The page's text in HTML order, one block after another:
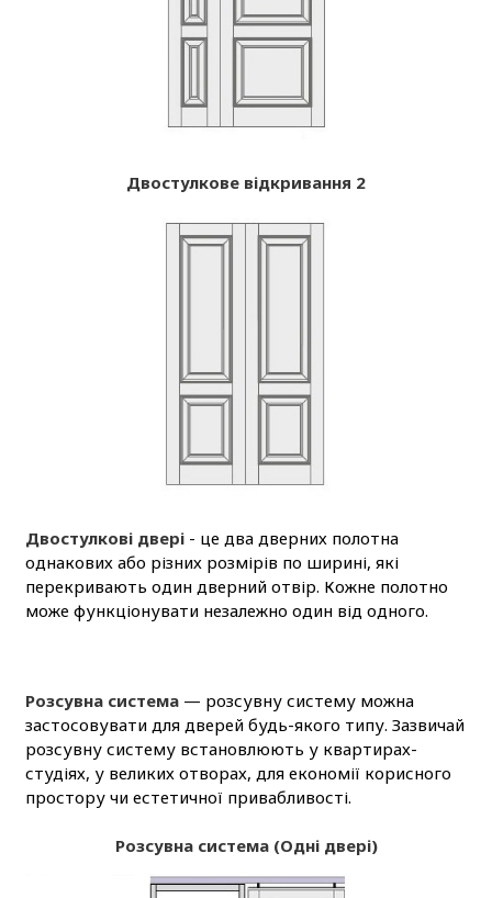
Двостулкове відкривання 2
Двостулкові двері- це два дверних полотна
однакових або різних розмірів по ширині, які
перекривають один дверний отвір. Кожне полотно
може функціонувати незалежно один від одного.
Розсувна система— розсувну систему можна
застосовувати для дверей будь-якого типу. Зазвичай
розсувну систему встановлюють у квартирах-
студіях, у великих отворах, для економії корисного
простору чи естетичної привабливості.
Розсувна система (Одні двері)